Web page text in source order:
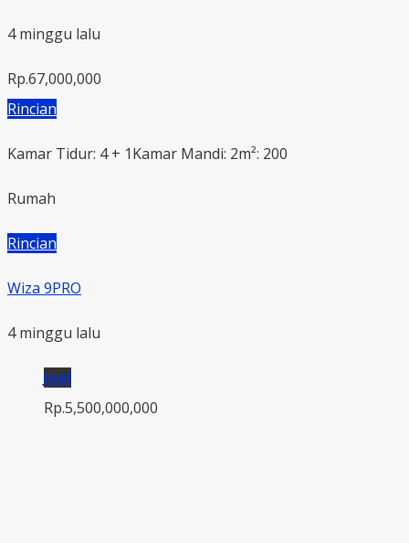
4 minggu lalu
Rp.67,000,000
Rincian
Kamar Tidur: 4 + 1Kamar Mandi: 2m²: 200
Rumah
Rincian
Wiza 9PRO
4 minggu lalu
Jual
Rp.5,500,000,000